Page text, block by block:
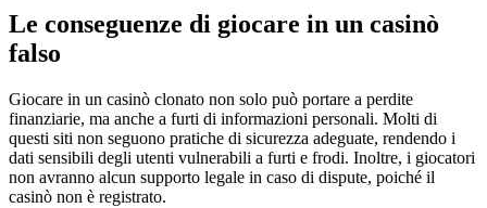
Le conseguenze di giocare in un casinò
falso
Giocare in un casinò clonato non solo può portare a perdite
finanziarie, ma anche a furti di informazioni personali. Molti di
questi siti non seguono pratiche di sicurezza adeguate, rendendo i
dati sensibili degli utenti vulnerabili a furti e frodi. Inoltre, i giocatori
non avranno alcun supporto legale in caso di dispute, poiché il
casinò non è registrato.